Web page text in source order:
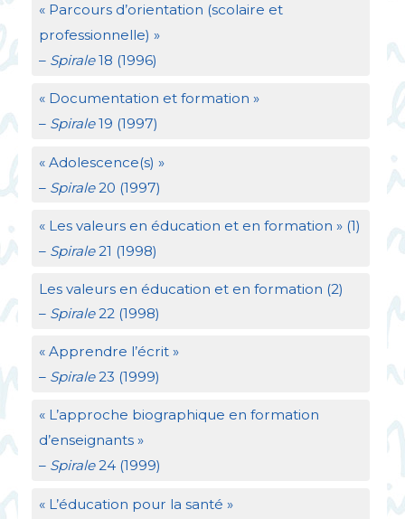
« Parcours d’orientation (scolaire et
professionnelle) »
– Spirale18 (1996)
« Documentation et formation »
– Spirale19 (1997)
« Adolescence(s) »
– Spirale20 (1997)
« Les valeurs en éducation et en formation » (1)
– Spirale21 (1998)
Les valeurs en éducation et en formation (2)
–Spirale22 (1998)
« Apprendre l’écrit »
– Spirale23 (1999)
« L’approche biographique en formation
d’enseignants »
– Spirale24 (1999)
« L’éducation pour la santé »